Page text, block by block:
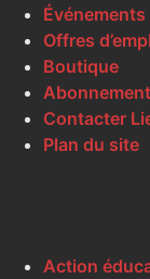
Événements
Offres
Boutique
Contacter
Plan du site
Action